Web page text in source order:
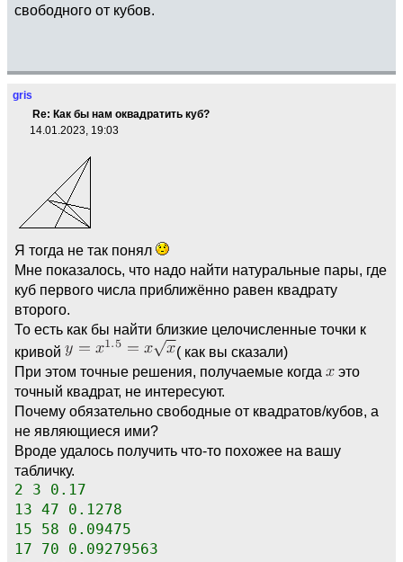
свободного от кубов.
gris
Re: Как бы нам оквадратить куб?
14.01.2023, 19:03
Я тогда не так понял
Мне показалось, что надо найти натуральные пары, где
куб первого числа приближённо равен квадрату
второго.
То есть как бы найти близкие целочисленные точки к
кривой
( как вы сказали)
При этом точные решения, получаемые когда
это
точный квадрат, не интересуют.
Почему обязательно свободные от квадратов/кубов, а
не являющиеся ими?
Вроде удалось получить что-то похожее на вашу
табличку.
2 3 0.17
13 47 0.1278
15 58 0.09475
17 70 0.09279563